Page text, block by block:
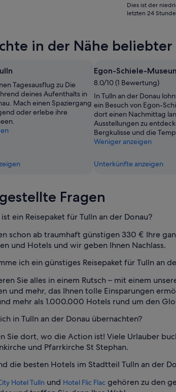
Dies ist der
letzten 24
in der Nähe
Tagesausflug zu Die
deines Aufenthalts in
Mach einen Spaziergang
oder erlebe ihre
Egon-Schiele-
8.0/10 (1 Bewertung)
In Tulln an der Donau
ein Besuch von Egon-
dort einen Nachmittag
Ausstellungen zu
Bergkulisse und die
Weniger anzeigen
Unterkünfte anzeigen
Fragen
ein Reisepaket für Tulln an der Donau?
schon ab traumhaft günstigen 330 € Ihre
und Hotels und wir geben Ihnen Nachlass.
ich ein günstiges Reisepaket für Tulln an
Sie alles in einem Rutsch – mit einem
und mehr, das Ihnen tolle Einsparungen
mehr als 1.000.000 Hotels rund um den
in Tulln an der Donau übernachten?
Sie dort, wo die Action ist! Viele Urlauber
und Pfarrkirche St Stephan.
die besten Hotels im Stadtteil Tulln an der
Hotel Tulln und Hotel Flic Flac gehören zu den